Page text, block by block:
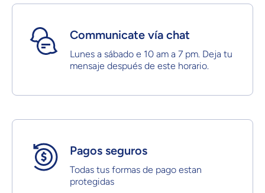
Communicate vía chat
Lunes a sábado e 10 am a 7 pm. Deja tu
mensaje después de este horario.
Pagos seguros
Todas tus formas de pago estan
protegidas